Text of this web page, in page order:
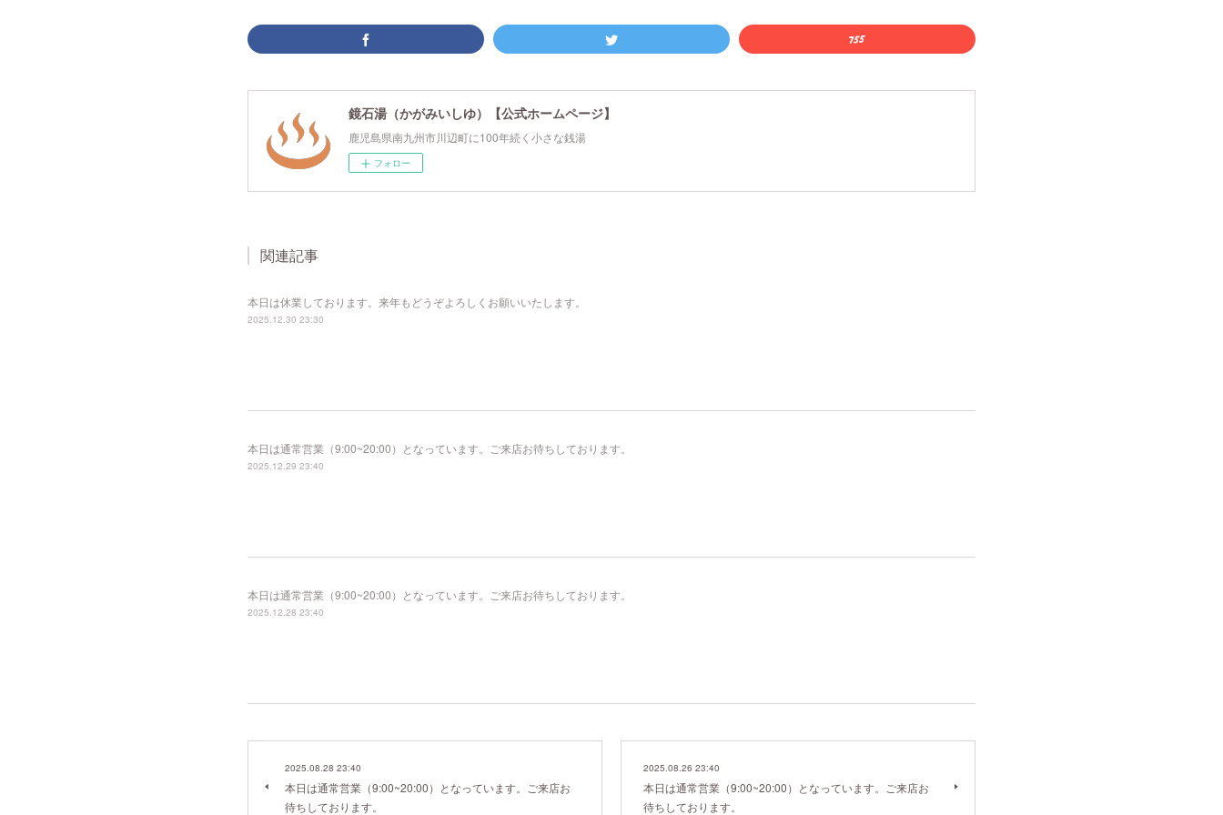
鏡石湯（かがみいしゆ）【公式ホームページ】
鹿児島県南九州市川辺町に100年続く小さな銭湯
フォロー
関連記事
本日は休業しております。来年もどうぞよろしくお願いいたします。
2025.12.30 23:30
本日は通常営業（9:00~20:00）となっています。ご来店お待ちしております。
2025.12.29 23:40
本日は通常営業（9:00~20:00）となっています。ご来店お待ちしております。
2025.12.28 23:40
2025.08.28 23:40
本日は通常営業（9:00~20:00）となっています。ご来店お
待ちしております。
2025.08.26 23:40
本日は通常営業（9:00~20:00）となっています。ご来店お
待ちしております。